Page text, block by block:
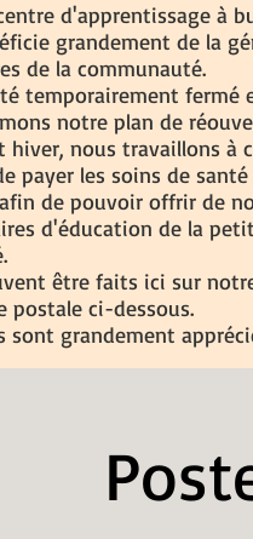
d'apprentissage à
grandement de la
de la communauté.
temporairement fermé
notre plan de
hiver, nous travaillons à
payer les soins de
de pouvoir offrir de
d'éducation de la
être faits ici sur
postale ci-dessous.
sont grandement